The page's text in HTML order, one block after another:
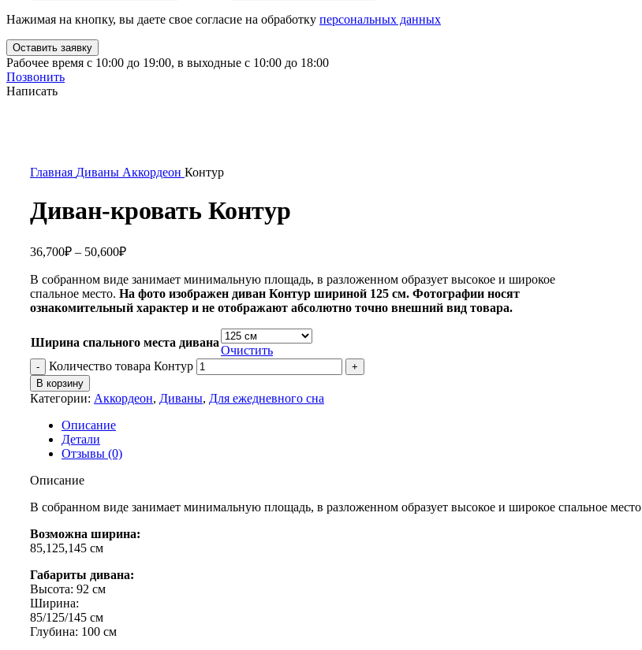
Нажимая на кнопку, вы даете свое согласие на обработку персональных данных
Рабочее время с 10:00 до 19:00, в выходные с 10:00 до 18:00
Позвонить
Написать
Главная Диваны Аккордеон Контур
Диван-кровать Контур
36,700₽ – 50,600₽
В собранном виде занимает минимальную площадь, в разложенном образует высокое и широкое
спальное место. На фото изображен диван Контур шириной 125 см. Фотографии носят
ознакомительный характер и не отображают абсолютно точно внешний вид товара.
Ширина спального места дивана
Очистить
Количество товара Контур
В корзину
Категории: Аккордеон, Диваны, Для ежедневного сна
Описание
Детали
Отзывы (0)
Описание
В собранном виде занимает минимальную площадь, в разложенном образует высокое и широкое спальное место
Возможна ширина:
85,125,145 см
Габариты дивана:
Высота: 92 см
Ширина:
85/125/145 см
Глубина: 100 см